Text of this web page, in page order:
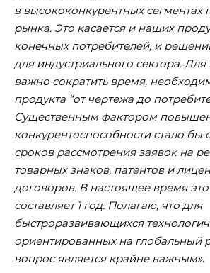
в высококонкурентных сегментах
рынка. Это касается и наших
конечных потребителей, и
для индустриального сектора.
важно сократить время,
продукта “от чертежа до
Существенным фактором
конкурентоспособности стало бы
сроков рассмотрения заявок на
товарных знаков, патентов и
договоров. В настоящее время
составляет 1 год. Полагаю, что для
быстроразвивающихся
ориентированных на глобальный
вопрос является крайне важным».